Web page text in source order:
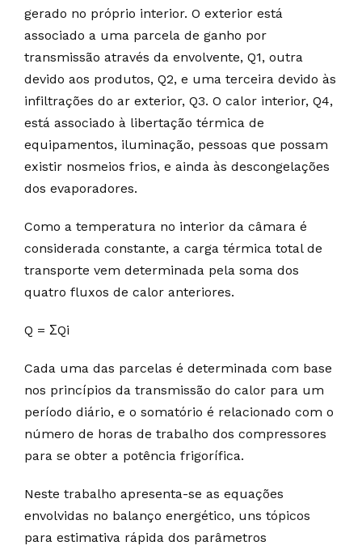
gerado no próprio interior. O exterior está
associado a uma parcela de ganho por
transmissão através da envolvente, Q1, outra
devido aos produtos, Q2, e uma terceira devido às
infiltrações do ar exterior, Q3. O calor interior, Q4,
está associado à libertação térmica de
equipamentos, iluminação, pessoas que possam
existir nosmeios frios, e ainda às descongelações
dos evaporadores.
Como a temperatura no interior da câmara é
considerada constante, a carga térmica total de
transporte vem determinada pela soma dos
quatro fluxos de calor anteriores.
Q = ΣQi
Cada uma das parcelas é determinada com base
nos princípios da transmissão do calor para um
período diário, e o somatório é relacionado com o
número de horas de trabalho dos compressores
para se obter a potência frigorífica.
Neste trabalho apresenta-se as equações
envolvidas no balanço energético, uns tópicos
para estimativa rápida dos parâmetros